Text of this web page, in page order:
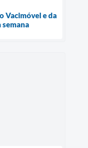
Vacimóvel e da